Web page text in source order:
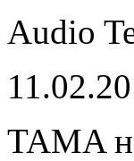
Audio
TAMA